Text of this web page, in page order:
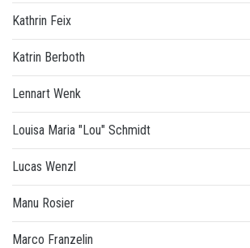
Kathrin Feix
Katrin Berboth
Lennart Wenk
Louisa Maria "Lou" Schmidt
Lucas Wenzl
Manu Rosier
Marco Franzelin